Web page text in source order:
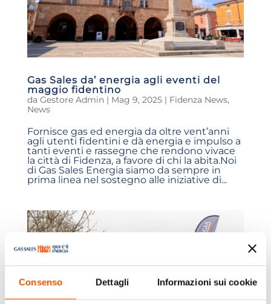
Consenso Dettagli Informazioni sui cookie
Gas Sales da’ energia agli eventi del
maggio fidentino
da Gestore Admin| Mag 9, 2025| Fidenza News,
News
Fornisce gas ed energia da oltre vent’anni
agli utenti fidentini e dà energia e impulso a
tanti eventi e rassegne che rendono vivace
la città di Fidenza, a favore di chi la abita.Noi
di Gas Sales Energia siamo da sempre in
prima linea nel sostegno alle iniziative di...